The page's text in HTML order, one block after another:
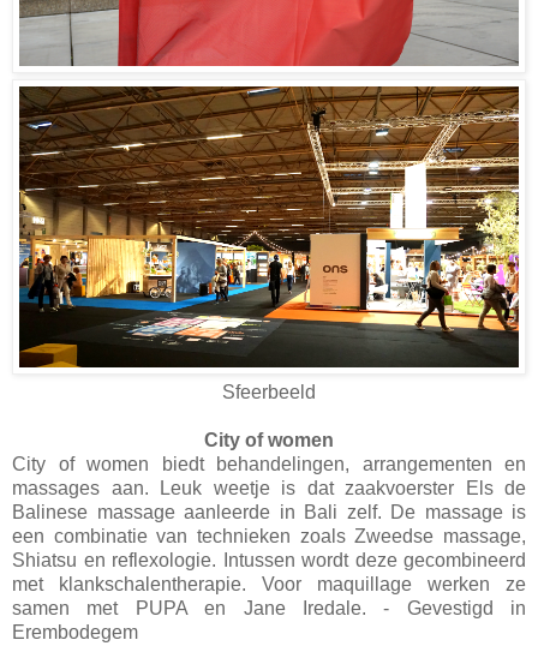
Sfeerbeeld
City of women
City of women biedt behandelingen, arrangementen en
massages aan. Leuk weetje is dat zaakvoerster Els de
Balinese massage aanleerde in Bali zelf. De massage is
een combinatie van technieken zoals Zweedse massage,
Shiatsu en reflexologie. Intussen wordt deze gecombineerd
met klankschalentherapie. Voor maquillage werken ze
samen met PUPA en Jane Iredale. - Gevestigd in
Erembodegem